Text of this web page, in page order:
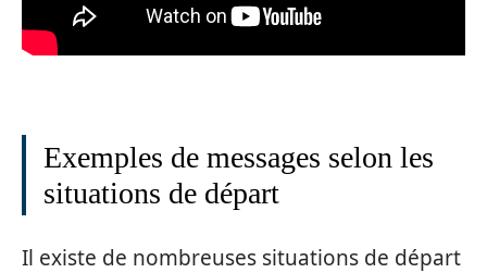
Exemples de messages selon les
situations de départ
Il existe de nombreuses situations de départ